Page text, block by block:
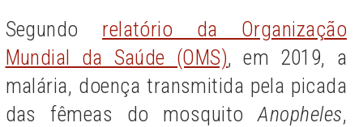
Segundo relatório da Organização
Mundial da Saúde (OMS), em 2019, a
malária, doença transmitida pela picada
das fêmeas do mosquitoAnopheles,